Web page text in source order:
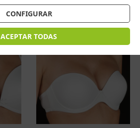
CONFIGURAR
ACEPTAR TODAS
Ordenar por precio